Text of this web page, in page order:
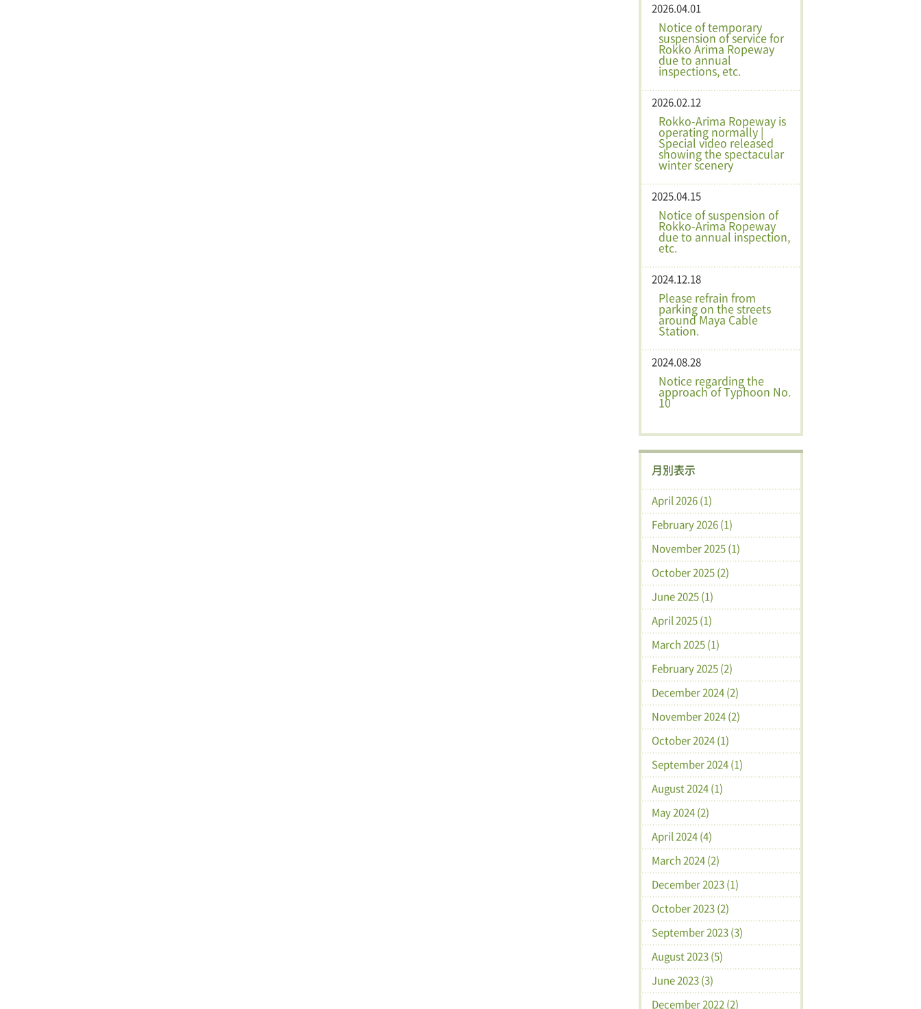
2026.04.01
Notice of temporary
suspension of service for
Rokko Arima Ropeway
due to annual
inspections, etc.
2026.02.12
Rokko-Arima Ropeway is
operating normally |
Special video released
showing the spectacular
winter scenery
2025.04.15
Notice of suspension of
Rokko-Arima Ropeway
due to annual inspection,
etc.
2024.12.18
Please refrain from
parking on the streets
around Maya Cable
Station.
2024.08.28
Notice regarding the
approach of Typhoon No.
10
月別表示
April 2026 (1)
February 2026 (1)
November 2025 (1)
October 2025 (2)
June 2025 (1)
April 2025 (1)
March 2025 (1)
February 2025 (2)
December 2024 (2)
November 2024 (2)
October 2024 (1)
September 2024 (1)
August 2024 (1)
May 2024 (2)
April 2024 (4)
March 2024 (2)
December 2023 (1)
October 2023 (2)
September 2023 (3)
August 2023 (5)
June 2023 (3)
December 2022 (2)